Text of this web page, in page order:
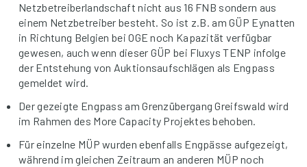
Netzbetreiberlandschaft nicht aus 16 FNB sondern aus
einem Netzbetreiber besteht. So ist z.B. am GÜP Eynatten
in Richtung Belgien bei OGE noch Kapazität verfügbar
gewesen, auch wenn dieser GÜP bei Fluxys TENP infolge
der Entstehung von Auktionsaufschlägen als Engpass
gemeldet wird.
Der gezeigte Engpass am Grenzübergang Greifswald wird
im Rahmen des More Capacity Projektes behoben.
Für einzelne MÜP wurden ebenfalls Engpässe aufgezeigt,
während im gleichen Zeitraum an anderen MÜP noch